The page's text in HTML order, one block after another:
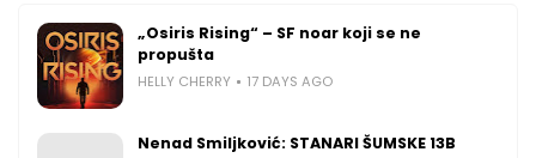
„Osiris Rising“ – SF noar koji se ne
propušta
HELLY CHERRY 17 DAYS AGO
Nenad Smiljković: STANARI ŠUMSKE 13B